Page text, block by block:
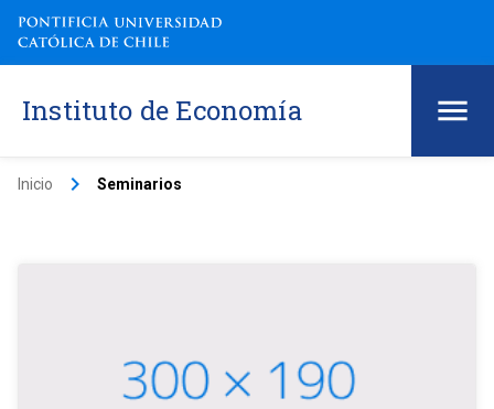
Instituto de Economía
Inicio keyboard_arrow_right Seminarios